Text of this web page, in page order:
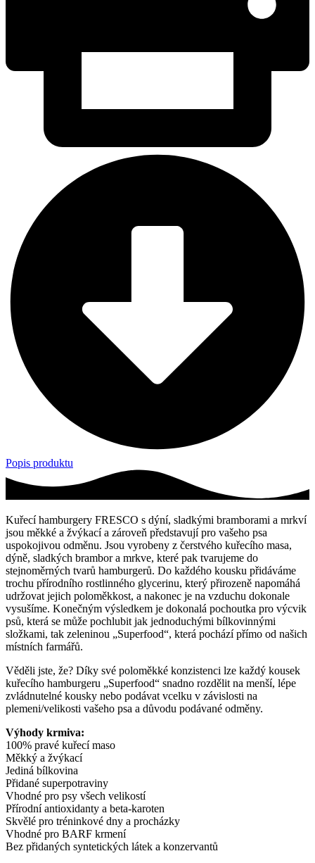
Popis produktu
Kuřecí hamburgery FRESCO s dýní, sladkými bramborami a mrkví
jsou měkké a žvýkací a zároveň představují pro vašeho psa
uspokojivou odměnu. Jsou vyrobeny z čerstvého kuřecího masa,
dýně, sladkých brambor a mrkve, které pak tvarujeme do
stejnoměrných tvarů hamburgerů. Do každého kousku přidáváme
trochu přírodního rostlinného glycerinu, který přirozeně napomáhá
udržovat jejich poloměkkost, a nakonec je na vzduchu dokonale
vysušíme. Konečným výsledkem je dokonalá pochoutka pro výcvik
psů, která se může pochlubit jak jednoduchými bílkovinnými
složkami, tak zeleninou „Superfood“, která pochází přímo od našich
místních farmářů.
Věděli jste, že? Díky své poloměkké konzistenci lze každý kousek
kuřecího hamburgeru „Superfood“ snadno rozdělit na menší, lépe
zvládnutelné kousky nebo podávat vcelku v závislosti na
plemeni/velikosti vašeho psa a důvodu podávané odměny.
Výhody krmiva:
100% pravé kuřecí maso
Měkký a žvýkací
Jediná bílkovina
Přidané superpotraviny
Vhodné pro psy všech velikostí
Přírodní antioxidanty a beta-karoten
Skvělé pro tréninkové dny a procházky
Vhodné pro BARF krmení
Bez přidaných syntetických látek a konzervantů